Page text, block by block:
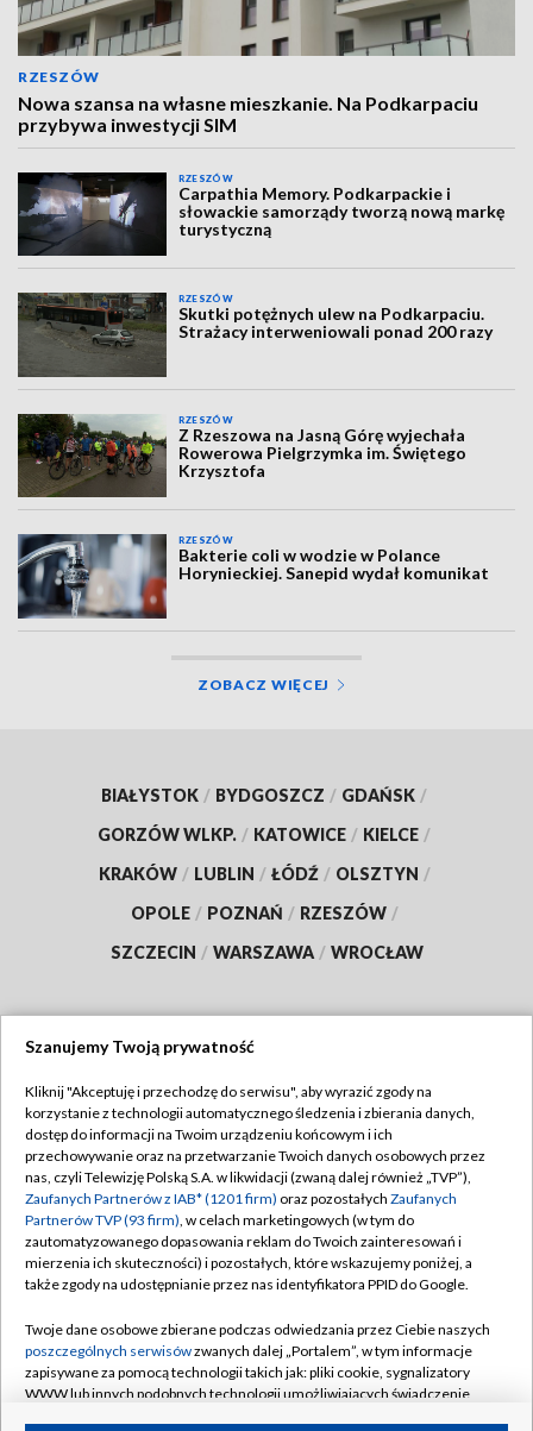
RZESZÓW
Nowa szansa na własne mieszkanie. Na Podkarpaciu
przybywa inwestycji SIM
RZESZÓW
Carpathia Memory. Podkarpackie i
słowackie samorządy tworzą nową markę
turystyczną
RZESZÓW
Skutki potężnych ulew na Podkarpaciu.
Strażacy interweniowali ponad 200 razy
RZESZÓW
Z Rzeszowa na Jasną Górę wyjechała
Rowerowa Pielgrzymka im. Świętego
Krzysztofa
RZESZÓW
Bakterie coli w wodzie w Polance
Horynieckiej. Sanepid wydał komunikat
ZOBACZ WIĘCEJ
BIAŁYSTOK / BYDGOSZCZ / GDAŃSK /
GORZÓW WLKP. / KATOWICE / KIELCE /
KRAKÓW / LUBLIN / ŁÓDŹ / OLSZTYN /
OPOLE / POZNAŃ / RZESZÓW /
SZCZECIN / WARSZAWA / WROCŁAW
TVP
Abonament TVP
Emisja w TVP
Centrum informacji TVP
Naziemna Telewizja Cyfrowa
Rada Programowa
System NOS
Informacje o nadawcy
Regulamin TVP
Polityka prywatności
Moje zgody
Pomoc
Kontakt
Szanujemy Twoją prywatność
Kliknij "Akceptuję i przechodzę do serwisu", aby wyrazić zgody na
korzystanie z technologii automatycznego śledzenia i zbierania danych,
dostęp do informacji na Twoim urządzeniu końcowym i ich
przechowywanie oraz na przetwarzanie Twoich danych osobowych przez
nas, czyli Telewizję Polską S.A. w likwidacji (zwaną dalej również „TVP”),
Zaufanych Partnerów z IAB* (1201 firm) oraz pozostałych Zaufanych
Partnerów TVP (93 firm), w celach marketingowych (w tym do
zautomatyzowanego dopasowania reklam do Twoich zainteresowań i
mierzenia ich skuteczności) i pozostałych, które wskazujemy poniżej, a
także zgody na udostępnianie przez nas identyfikatora PPID do Google.
Twoje dane osobowe zbierane podczas odwiedzania przez Ciebie naszych
poszczególnych serwisówzwanych dalej „Portalem”, w tym informacje
zapisywane za pomocą technologii takich jak: pliki cookie, sygnalizatory
WWW lub innych podobnych technologii umożliwiających świadczenie